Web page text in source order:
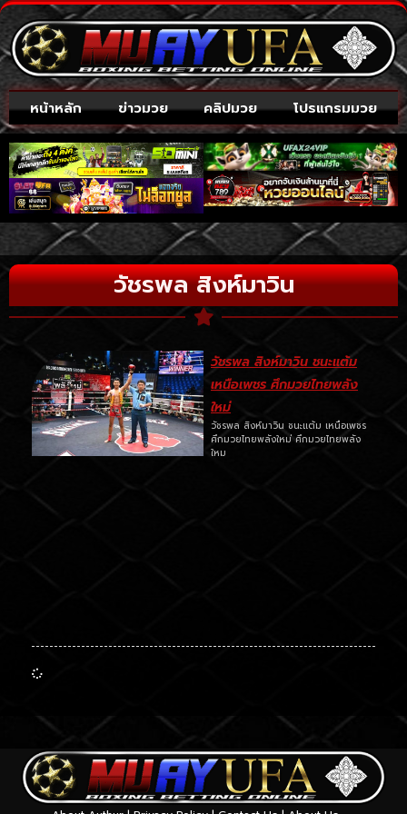
หน้าหลัก ข่าวมวย คลิปมวย โปรแกรมมวย
วัชรพล สิงห์มาวิน
วัชรพล สิงห์มาวิน ชนะแต้ม
เหนือเพชร ศึกมวยไทยพลัง
ใหม่
วัชรพล สิงห์มาวิน ชนะแต้ม เหนือเพชร
ศึกมวยไทยพลังใหม่ ศึกมวยไทยพลัง
ใหม